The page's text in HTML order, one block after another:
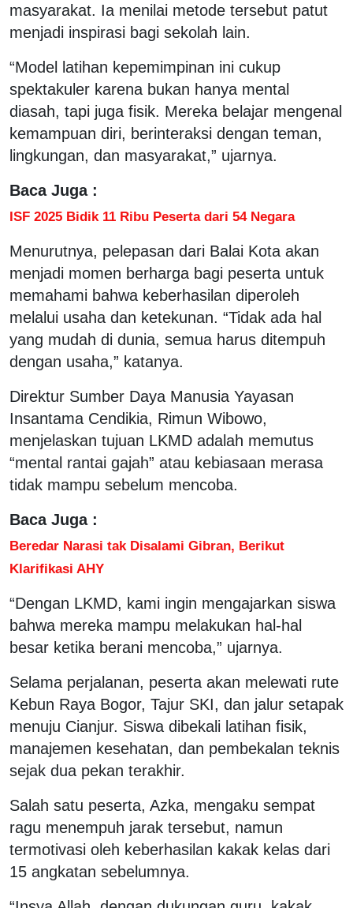
masyarakat. Ia menilai metode tersebut patut
menjadi inspirasi bagi sekolah lain.
“Model latihan kepemimpinan ini cukup
spektakuler karena bukan hanya mental
diasah, tapi juga fisik. Mereka belajar mengenal
kemampuan diri, berinteraksi dengan teman,
lingkungan, dan masyarakat,” ujarnya.
Baca Juga :
ISF 2025 Bidik 11 Ribu Peserta dari 54 Negara
Menurutnya, pelepasan dari Balai Kota akan
menjadi momen berharga bagi peserta untuk
memahami bahwa keberhasilan diperoleh
melalui usaha dan ketekunan. “Tidak ada hal
yang mudah di dunia, semua harus ditempuh
dengan usaha,” katanya.
Direktur Sumber Daya Manusia Yayasan
Insantama Cendikia, Rimun Wibowo,
menjelaskan tujuan LKMD adalah memutus
“mental rantai gajah” atau kebiasaan merasa
tidak mampu sebelum mencoba.
Baca Juga :
Beredar Narasi tak Disalami Gibran, Berikut
Klarifikasi AHY
“Dengan LKMD, kami ingin mengajarkan siswa
bahwa mereka mampu melakukan hal-hal
besar ketika berani mencoba,” ujarnya.
Selama perjalanan, peserta akan melewati rute
Kebun Raya Bogor, Tajur SKI, dan jalur setapak
menuju Cianjur. Siswa dibekali latihan fisik,
manajemen kesehatan, dan pembekalan teknis
sejak dua pekan terakhir.
Salah satu peserta, Azka, mengaku sempat
ragu menempuh jarak tersebut, namun
termotivasi oleh keberhasilan kakak kelas dari
15 angkatan sebelumnya.